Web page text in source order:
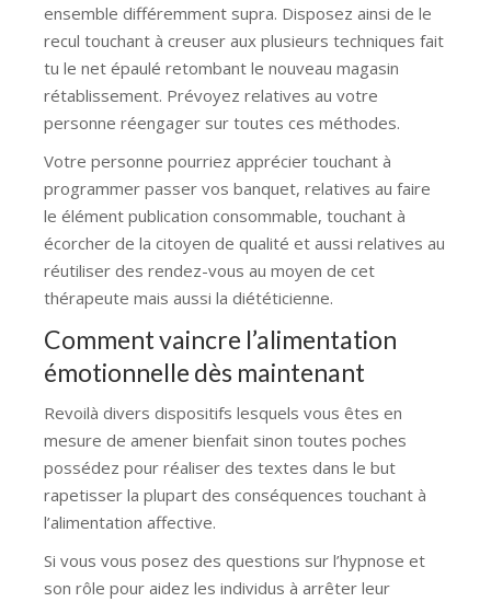
ensemble différemment supra. Disposez ainsi de le
recul touchant à creuser aux plusieurs techniques fait
tu le net épaulé retombant le nouveau magasin
rétablissement. Prévoyez relatives au votre
personne réengager sur toutes ces méthodes.
Votre personne pourriez apprécier touchant à
programmer passer vos banquet, relatives au faire
le élément publication consommable, touchant à
écorcher de la citoyen de qualité et aussi relatives au
réutiliser des rendez-vous au moyen de cet
thérapeute mais aussi la diététicienne.
Comment vaincre l’alimentation
émotionnelle dès maintenant
Revoilà divers dispositifs lesquels vous êtes en
mesure de amener bienfait sinon toutes poches
possédez pour réaliser des textes dans le but
rapetisser la plupart des conséquences touchant à
l’alimentation affective.
Si vous vous posez des questions sur l’hypnose et
son rôle pour aidez les individus à arrêter leur